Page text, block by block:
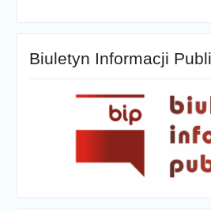
Biuletyn Informacji